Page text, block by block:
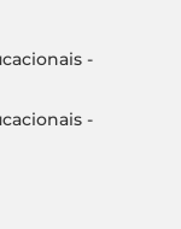
-
-